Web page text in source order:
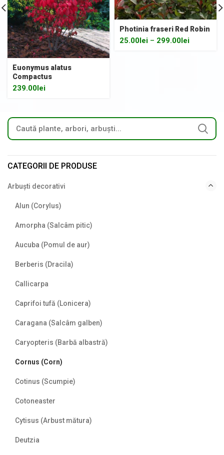
Euonymus alatus
Compactus
239.00 lei
Photinia fraseri Red Robin
25.00lei – 299.00lei
CATEGORII DE PRODUSE
Arbuști decorativi
Alun (Corylus)
Amorpha (Salcâm pitic)
Aucuba (Pomul de aur)
Berberis (Dracila)
Callicarpa
Caprifoi tufă (Lonicera)
Caragana (Salcâm galben)
Caryopteris (Barbă albastră)
Cornus (Corn)
Cotinus (Scumpie)
Cotoneaster
Cytisus (Arbust mătura)
Deutzia